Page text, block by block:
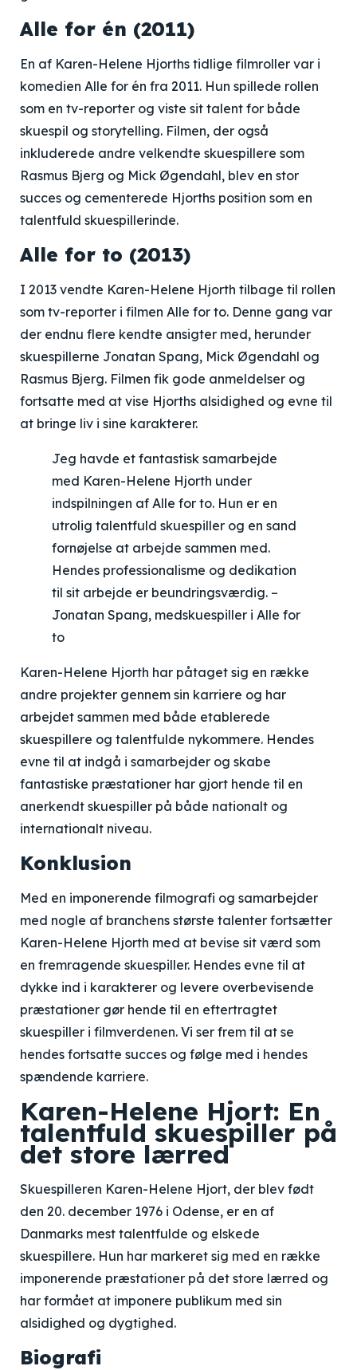
Alle for én (2011)
En af Karen-Helene Hjorths tidlige filmroller var i
komedien Alle for én fra 2011. Hun spillede rollen
som en tv-reporter og viste sit talent for både
skuespil og storytelling. Filmen, der også
inkluderede andre velkendte skuespillere som
Rasmus Bjerg og Mick Øgendahl, blev en stor
succes og cementerede Hjorths position som en
talentfuld skuespillerinde.
Alle for to (2013)
I 2013 vendte Karen-Helene Hjorth tilbage til rollen
som tv-reporter i filmen Alle for to. Denne gang var
der endnu flere kendte ansigter med, herunder
skuespillerne Jonatan Spang, Mick Øgendahl og
Rasmus Bjerg. Filmen fik gode anmeldelser og
fortsatte med at vise Hjorths alsidighed og evne til
at bringe liv i sine karakterer.
Jeg havde et fantastisk samarbejde
med Karen-Helene Hjorth under
indspilningen af Alle for to. Hun er en
utrolig talentfuld skuespiller og en sand
fornøjelse at arbejde sammen med.
Hendes professionalisme og dedikation
til sit arbejde er beundringsværdig. –
Jonatan Spang, medskuespiller i Alle for
to
Karen-Helene Hjorth har påtaget sig en række
andre projekter gennem sin karriere og har
arbejdet sammen med både etablerede
skuespillere og talentfulde nykommere. Hendes
evne til at indgå i samarbejder og skabe
fantastiske præstationer har gjort hende til en
anerkendt skuespiller på både nationalt og
internationalt niveau.
Konklusion
Med en imponerende filmografi og samarbejder
med nogle af branchens største talenter fortsætter
Karen-Helene Hjorth med at bevise sit værd som
en fremragende skuespiller. Hendes evne til at
dykke ind i karakterer og levere overbevisende
præstationer gør hende til en eftertragtet
skuespiller i filmverdenen. Vi ser frem til at se
hendes fortsatte succes og følge med i hendes
spændende karriere.
Karen-Helene Hjort: En
talentfuld skuespiller på
det store lærred
Skuespilleren Karen-Helene Hjort, der blev født
den 20. december 1976 i Odense, er en af
Danmarks mest talentfulde og elskede
skuespillere. Hun har markeret sig med en række
imponerende præstationer på det store lærred og
har formået at imponere publikum med sin
alsidighed og dygtighed.
Biografi